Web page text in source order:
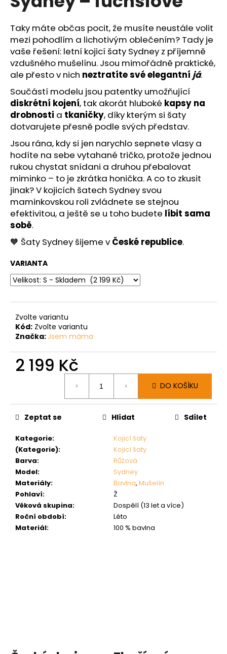
z
hvězdiček.
Taky máte občas pocit, že musíte neustále volit
mezi pohodlím a lichotivým oblečením? Tady je
vaše řešení: letní kojicí šaty Sydney z příjemně
vzdušného mušelínu. Jsou mimořádně praktické,
ale přesto v nich neztratíte své elegantní já.
Součástí modelu jsou patentky umožňující
diskrétní kojení, tak akorát hluboké kapsy na
drobnosti a tkaničky, díky kterým si šaty
dotvarujete přesně podle svých představ.
Jsou rána, kdy si jen narychlo sepnete vlasy a
hodíte na sebe vytahané tričko, protože jednou
rukou chystat snídani a druhou přebalovat
miminko – to je zkrátka honička. A co to zkusit
jinak? V kojicích šatech Sydney svou
maminkovskou roli zvládnete se stejnou
efektivitou, a ještě se u toho budete líbit sama
sobě.
🧡 Šaty Sydney šijeme v České republice.
VARIANTA
Zvolte variantu
Kód: Zvolte variantu
Značka: Jsem máma
2 199 Kč
DO KOŠÍKU
Kategorie:
Kojicí šaty
(Kategorie):
Kojicí šaty
Barva:
Růžová
Model:
Sydney
Materiály: Bavlna, Mušelín
Pohlaví:
Ž
Věková skupina:
Dospělí (13 let a více)
Roční období:
Léto
Materiál: 100 % bavlna
Zeptat se Hlídat Sdílet
j
e
m
e